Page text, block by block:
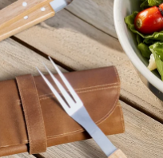
Bewertungen)
bewerten uns mit
aller Länder, in